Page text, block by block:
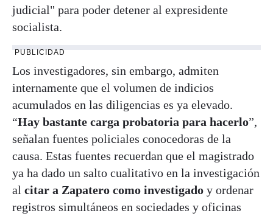
judicial" para poder detener al expresidente
socialista.
PUBLICIDAD
Los investigadores, sin embargo, admiten
internamente que el volumen de indicios
acumulados en las diligencias es ya elevado.
“Hay bastante carga probatoria para hacerlo”,
señalan fuentes policiales conocedoras de la
causa. Estas fuentes recuerdan que el magistrado
ya ha dado un salto cualitativo en la investigación
al citar a Zapatero como investigado y ordenar
registros simultáneos en sociedades y oficinas